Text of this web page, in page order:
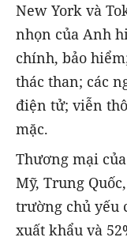
New York và
nhọn của Anh
chính, bảo
thác than; các
điện tử; viễn
mặc.
Thương mại
Mỹ, Trung
trường chủ yếu
xuất khẩu và